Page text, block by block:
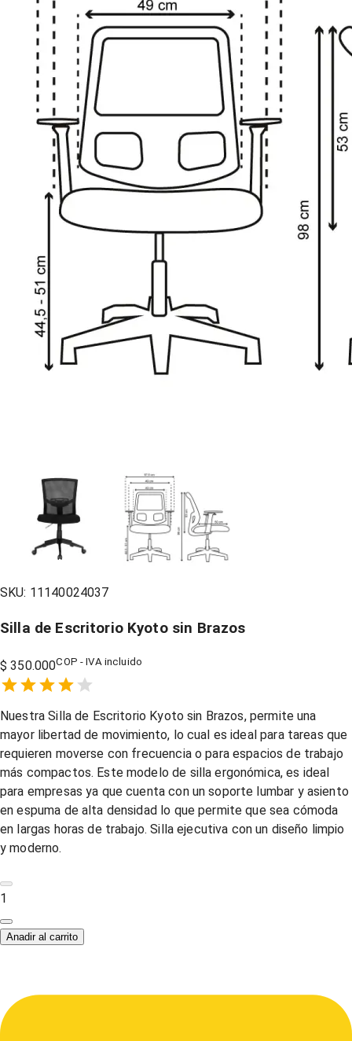
SKU: 11140024037
Silla de Escritorio Kyoto sin Brazos
$ 350.000COP - IVA incluido
1 Star,
2 Stars,
3 Stars,
4 Stars,
5 Stars,
Nuestra Silla de Escritorio Kyoto sin Brazos, permite una
mayor libertad de movimiento, lo cual es ideal para tareas que
requieren moverse con frecuencia o para espacios de trabajo
más compactos. Este modelo de silla ergonómica, es ideal
para empresas ya que cuenta con un soporte lumbar y asiento
en espuma de alta densidad lo que permite que sea cómoda
en largas horas de trabajo. Silla ejecutiva con un diseño limpio
y moderno.
1
Anadir al carrito